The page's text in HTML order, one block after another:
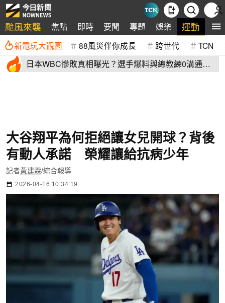
颱風來襲 焦點 即時 要聞 專題 娛樂 運動 全
新電玩大觀園 88風災伴你成長 跨世代 TCN
日本WBC慘敗真相曝光？選手爆料與總教練0溝通
大谷翔平為何拒絕讓女兒開球？背後
有動人承諾 榮耀讓給抗病少年
記者黃建霖/綜合報導
2026-04-16 10:34:19